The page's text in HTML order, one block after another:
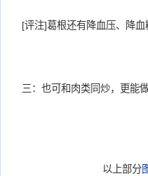
[评注]葛根还有降血压、降
三：也可和肉类同炒，更能
以上部分